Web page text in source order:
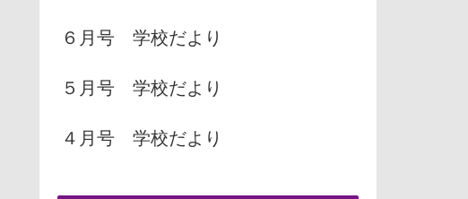
６月号 学校だより
５月号 学校だより
４月号 学校だより